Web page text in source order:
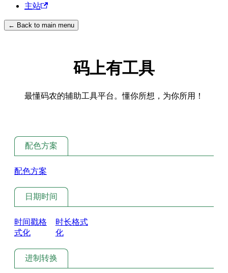
主站
← Back to main menu
码上有工具
最懂码农的辅助工具平台。懂你所想，为你所用！
配色方案
配色方案
日期时间
时间戳格
式化
时长格式
化
进制转换